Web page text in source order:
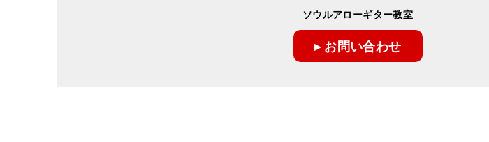
ソウルアローギター教室
▸ お問い合わせ